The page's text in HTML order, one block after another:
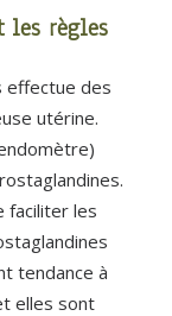
les règles
effectue des
utérine.
faciliter les
tendance à
elles sont